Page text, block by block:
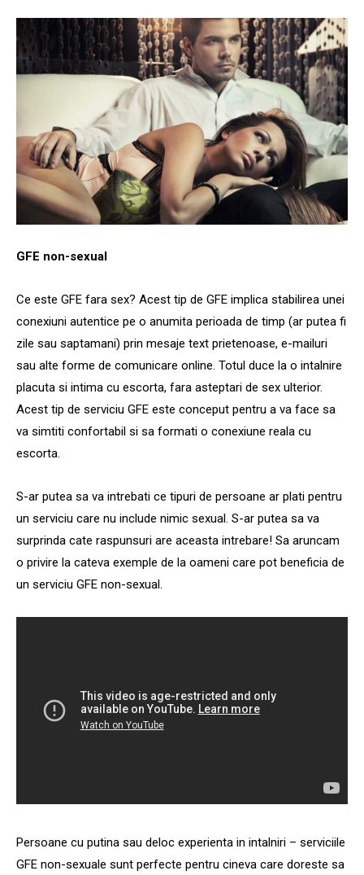
GFE non-sexual
Ce este GFE fara sex? Acest tip de GFE implica stabilirea unei
conexiuni autentice pe o anumita perioada de timp (ar putea fi
zile sau saptamani) prin mesaje text prietenoase, e-mailuri
sau alte forme de comunicare online. Totul duce la o intalnire
placuta si intima cu escorta, fara asteptari de sex ulterior.
Acest tip de serviciu GFE este conceput pentru a va face sa
va simtiti confortabil si sa formati o conexiune reala cu
escorta.
S-ar putea sa va intrebati ce tipuri de persoane ar plati pentru
un serviciu care nu include nimic sexual. S-ar putea sa va
surprinda cate raspunsuri are aceasta intrebare! Sa aruncam
o privire la cateva exemple de la oameni care pot beneficia de
un serviciu GFE non-sexual.
Persoane cu putina sau deloc experienta in intalniri – serviciile
GFE non-sexuale sunt perfecte pentru cineva care doreste sa